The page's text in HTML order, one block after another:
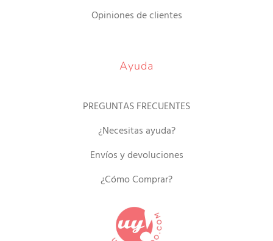
Opiniones de clientes
Ayuda
PREGUNTAS FRECUENTES
¿Necesitas ayuda?
Envíos y devoluciones
¿Cómo Comprar?